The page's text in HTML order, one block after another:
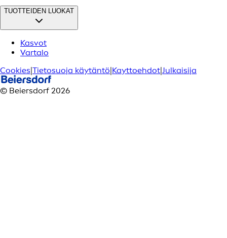
TUOTTEIDEN LUOKAT
Kasvot
Vartalo
Cookies|Tietosuoja käytäntö|Kayttoehdot|Julkaisija
© Beiersdorf 2026